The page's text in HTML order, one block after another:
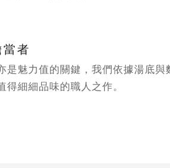
者
是魅力值的關鍵，我們依據湯底
得細細品味的職人之作。